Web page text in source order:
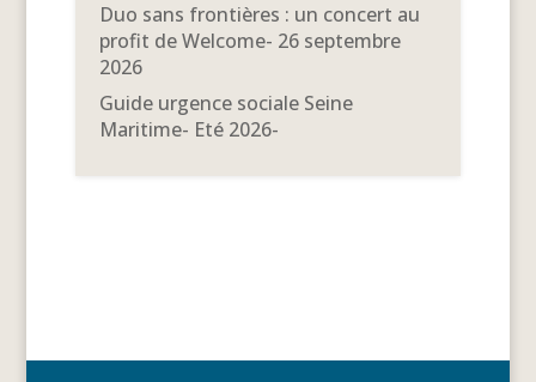
Duo sans frontières : un concert au
profit de Welcome- 26 septembre
2026
Guide urgence sociale Seine
Maritime- Eté 2026-